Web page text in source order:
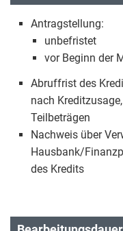
Antragstellung:
unbefristet
vor Beginn der
Abruffrist des
nach
Teilbeträgen
Nachweis über
Hausbank/
des Kredits